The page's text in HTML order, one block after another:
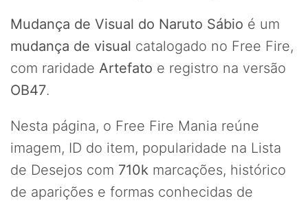
Mudança de Visual do Naruto Sábio é um
mudança de visual catalogado no Free Fire,
com raridade Artefato e registro na versão
OB47.
Nesta página, o Free Fire Mania reúne
imagem, ID do item, popularidade na Lista
de Desejos com 710k marcações, histórico
de aparições e formas conhecidas de